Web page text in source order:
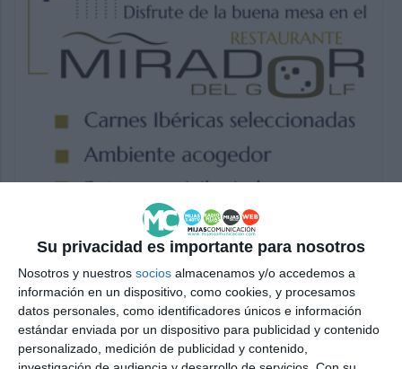
Su privacidad es importante para nosotros
Nosotros y nuestros socios almacenamos y/o accedemos a
información en un dispositivo, como cookies, y procesamos
datos personales, como identificadores únicos e información
estándar enviada por un dispositivo para publicidad y contenido
personalizado, medición de publicidad y contenido,